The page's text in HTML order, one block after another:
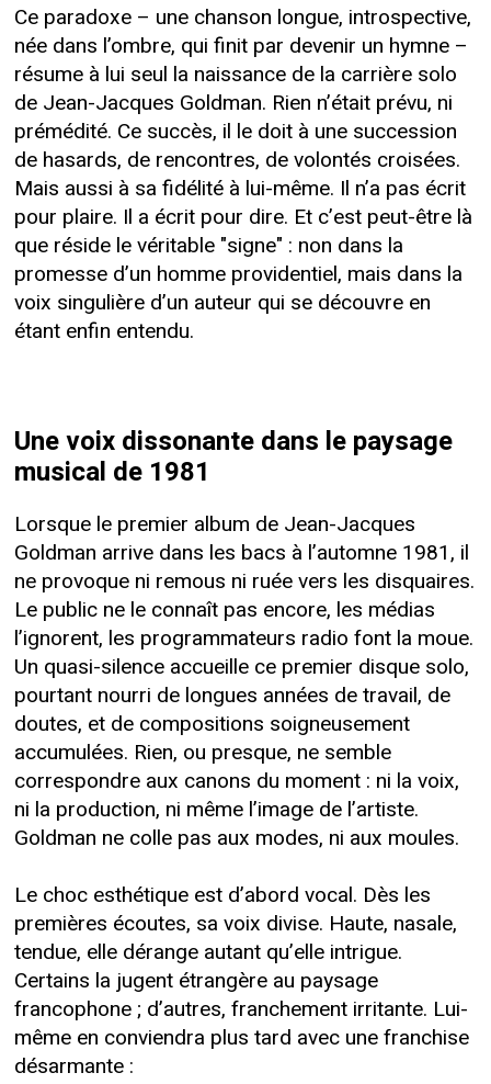
Ce paradoxe – une chanson longue, introspective,
née dans l’ombre, qui finit par devenir un hymne –
résume à lui seul la naissance de la carrière solo
de Jean-Jacques Goldman. Rien n’était prévu, ni
prémédité. Ce succès, il le doit à une succession
de hasards, de rencontres, de volontés croisées.
Mais aussi à sa fidélité à lui-même. Il n’a pas écrit
pour plaire. Il a écrit pour dire. Et c’est peut-être là
que réside le véritable "signe" : non dans la
promesse d’un homme providentiel, mais dans la
voix singulière d’un auteur qui se découvre en
étant enfin entendu.
Une voix dissonante dans le paysage
musical de 1981
Lorsque le premier album de Jean-Jacques
Goldman arrive dans les bacs à l’automne 1981, il
ne provoque ni remous ni ruée vers les disquaires.
Le public ne le connaît pas encore, les médias
l’ignorent, les programmateurs radio font la moue.
Un quasi-silence accueille ce premier disque solo,
pourtant nourri de longues années de travail, de
doutes, et de compositions soigneusement
accumulées. Rien, ou presque, ne semble
correspondre aux canons du moment : ni la voix,
ni la production, ni même l’image de l’artiste.
Goldman ne colle pas aux modes, ni aux moules.
Le choc esthétique est d’abord vocal. Dès les
premières écoutes, sa voix divise. Haute, nasale,
tendue, elle dérange autant qu’elle intrigue.
Certains la jugent étrangère au paysage
francophone ; d’autres, franchement irritante. Lui-
même en conviendra plus tard avec une franchise
désarmante :